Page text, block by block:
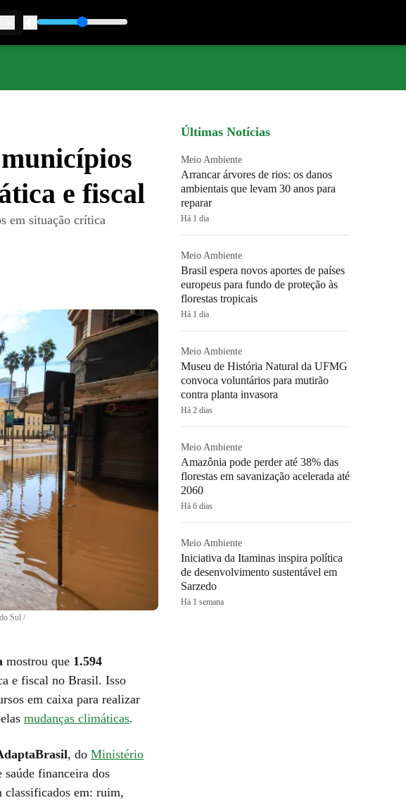
e fiscal
em situação crítica
Sul /
mostrou que 1.594
e fiscal no Brasil. Isso
em caixa para realizar
mudanças climáticas.
, do Ministério
saúde financeira dos
em: ruim,
Últimas Notícias
Meio Ambiente
Arrancar árvores de rios: os danos
ambientais que levam 30 anos para
reparar
Há 1 dia
Meio Ambiente
Brasil espera novos aportes de países
europeus para fundo de proteção às
florestas tropicais
Há 1 dia
Meio Ambiente
Museu de História Natural da UFMG
convoca voluntários para mutirão
contra planta invasora
Há 2 dias
Meio Ambiente
Amazônia pode perder até 38% das
florestas em savanização acelerada até
2060
Há 6 dias
Meio Ambiente
Iniciativa da Itaminas inspira política
de desenvolvimento sustentável em
Sarzedo
Há 1 semana